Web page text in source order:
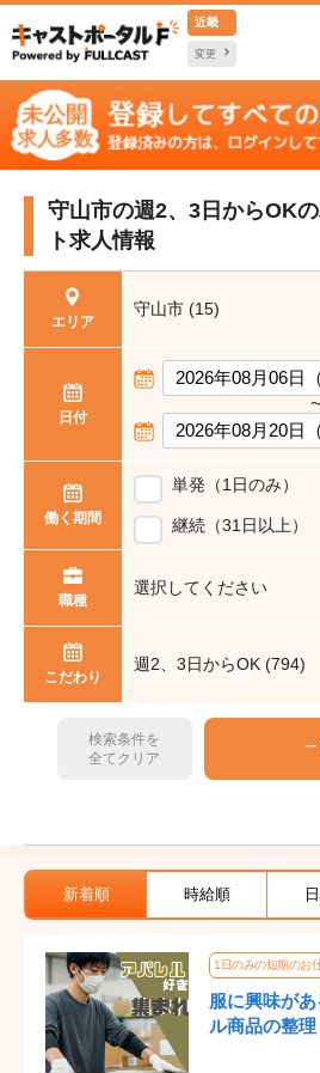
近畿
変更
守山市の週2、3日からOKの
ト求人情報
エリア
守山市 (15)
日付
働く期間
単発（1日のみ）
継続（31日以上）
職種
選択してください
こだわり
週2、3日からOK (794)
検索条件を
全てクリア
新着順 時給順
1日のみの短期のお
服に興味が
ル商品の整理